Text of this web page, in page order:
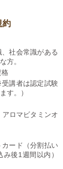
約
講者は認定試験
す。）
ロマビタミンオ
ード（分割払い
後1週間以内）
社会常識がある
方。